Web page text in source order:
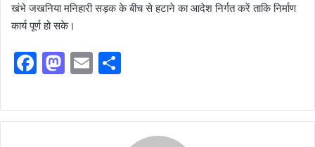
खंभे जखनिया मनिहारी सड़क के बीच से हटाने का आदेश निर्गत करें ताकि निर्माण
कार्य पूर्ण हो सके।
F
c
e
M
st
o
E
ai
l
ar
e